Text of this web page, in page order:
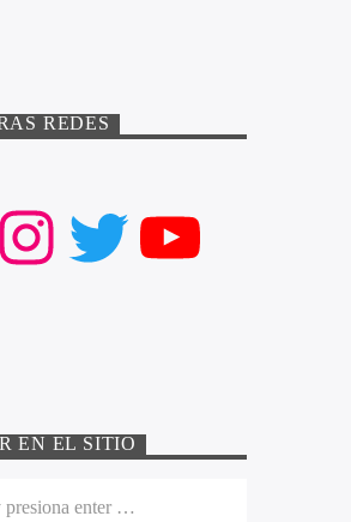
REDES
Instagram
TwitterYouTube
EN EL SITIO